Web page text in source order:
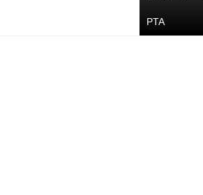
PTA